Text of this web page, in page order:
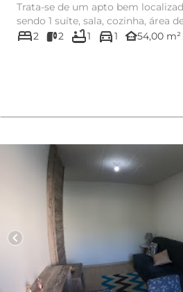
Trata-se de um apto bem
sendo 1 suíte, sala, cozinha, área
vaga de gar...
bed2 2 bathtub1 directions_car1 other_houses54,00 m²
chevron_left